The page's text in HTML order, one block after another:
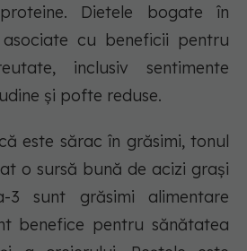
Dietele bogate în
cu beneficii pentru
inclusiv sentimente
și pofte reduse.
este sărac în grăsimi, tonul
o sursă bună de acizi grași
3 sunt grăsimi alimentare
benefice pentru sănătatea